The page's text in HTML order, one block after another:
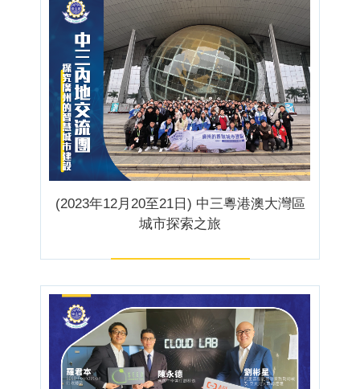
(2023年12月20至21日) 中三粵港澳大灣區
城市探索之旅